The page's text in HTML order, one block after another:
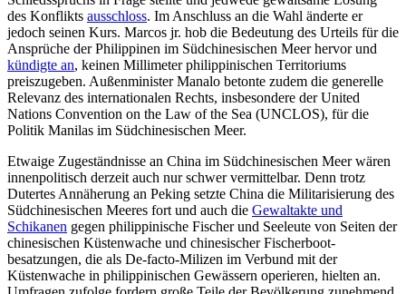
des Kon­flikts ausschloss. Im Anschluss an die Wahl änderte er
jedoch seinen Kurs. Marcos jr. hob die Bedeutung des Urteils für die
An­sprüche der Philippinen im Südchinesischen Meer hervor und
kündigte an, keinen Millimeter philippinischen Territoriums
preiszugeben. Außenminister Manalo be­tonte zudem die generelle
Relevanz des internationalen Rechts, insbesondere der United
Nations Convention on the Law of the Sea (UNCLOS), für die
Politik Manilas im Südchinesischen Meer.
Etwaige Zugeständnisse an China im Süd­chinesischen Meer wären
innenpolitisch derzeit auch nur schwer vermittelbar. Denn trotz
Dutertes Annäherung an Peking setzte China die Militarisierung des
Südchinesischen Meeres fort und auch die Gewaltakte und
Schikanen gegen philippinische Fischer und Seeleute von Seiten der
chinesischen Küstenwache und chinesischer Fischerboot­
besatzungen, die als De-facto-Milizen im Verbund mit der
Küstenwache in philippinischen Gewässern operieren, hielten an.